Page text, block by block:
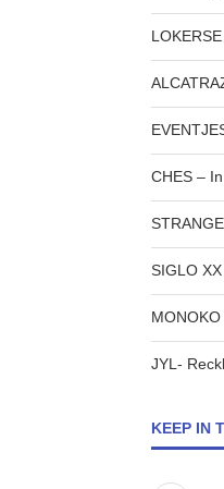
CHES –
SIGLO
MONOKO
JYL-
KEEP IN